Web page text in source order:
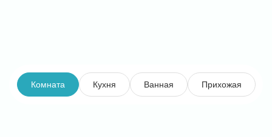
Комната Кухня Ванная Прихожая